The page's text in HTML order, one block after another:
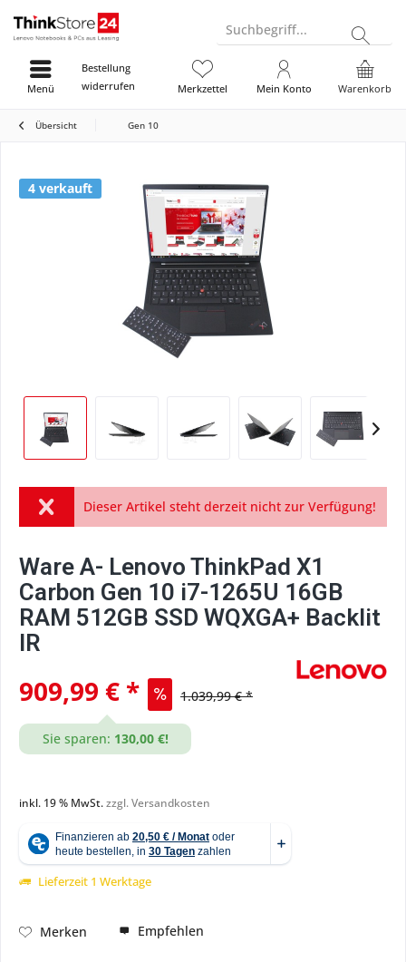
Suchbegriff...
Bestellung
widerrufen
Warenkorb
Merkzettel Mein Konto
Menü
Übersicht Gen 10
4 verkauft
Dieser Artikel steht derzeit nicht zur Verfügung!
Ware A- Lenovo ThinkPad X1
Carbon Gen 10 i7-1265U 16GB
RAM 512GB SSD WQXGA+ Backlit
IR
909,99 € * 1.039,99 € *
Sie sparen: 130,00 €!
inkl. 19 % MwSt.zzgl. Versandkosten
Lieferzeit 1 Werktage
Merken Empfehlen